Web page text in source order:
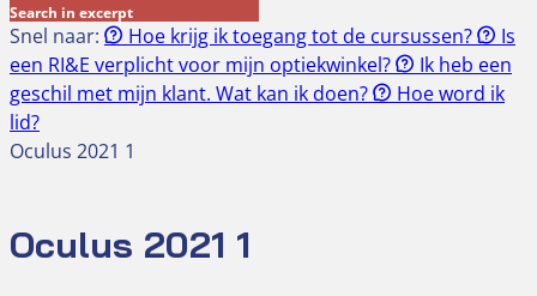
Search in excerpt
Snel naar: Hoe krijg ik toegang tot de cursussen?
Is
een RI&E verplicht voor mijn optiekwinkel?
Ik heb een
geschil met mijn klant. Wat kan ik doen?
Hoe word ik
lid?
Oculus 2021 1
Oculus 2021 1